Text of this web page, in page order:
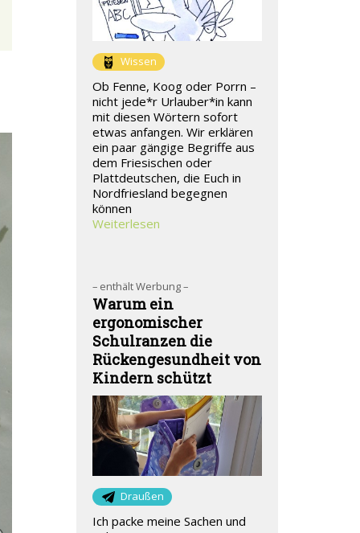
Wissen
Ob Fenne, Koog oder Porrn –
nicht jede*r Urlauber*in kann
mit diesen Wörtern sofort
etwas anfangen. Wir erklären
ein paar gängige Begriffe aus
dem Friesischen oder
Plattdeutschen, die Euch in
Nordfriesland begegnen
können
Weiterlesen
– enthält Werbung –
Warum ein
ergonomischer
Schulranzen die
Rückengesundheit von
Kindern schützt
Draußen
Ich packe meine Sachen und